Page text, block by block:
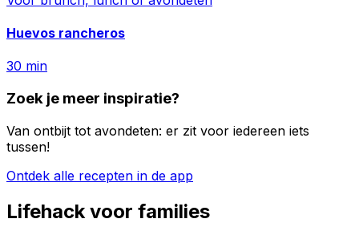
Huevos rancheros
30 min
Zoek je meer inspiratie?
Van ontbijt tot avondeten: er zit voor iedereen iets
tussen!
Ontdek alle recepten in de app
Lifehack voor families